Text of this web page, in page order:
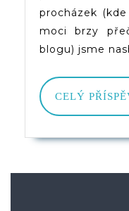
procházek
moci brzy
blogu) jsme
CELÝ